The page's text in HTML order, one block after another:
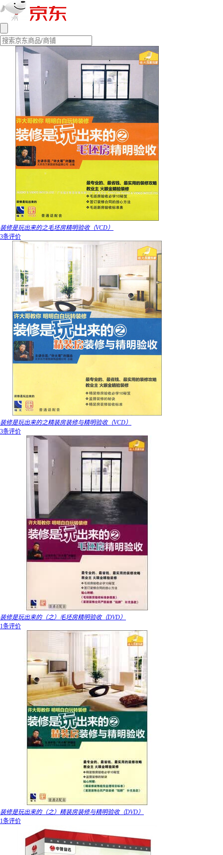
装修是玩出来的之毛坯房精明验收（VCD）
3条评价
装修是玩出来的之精装房装修与精明验收（VCD）
3条评价
装修是玩出来的（之）毛坯房精明验收（DVD）
1条评价
装修是玩出来的（之）精装房装修与精明验收（DVD）
1条评价